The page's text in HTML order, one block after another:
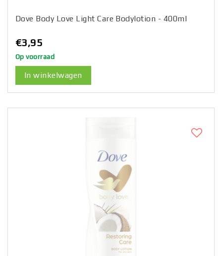
Dove Body Love Light Care Bodylotion - 400ml
€3,95
Op voorraad
In winkelwagen